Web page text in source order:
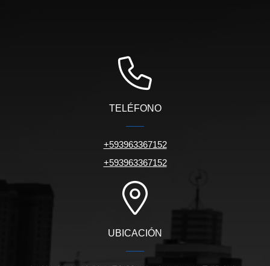
TELÉFONO
+593963367152
+593963367152
UBICACIÓN